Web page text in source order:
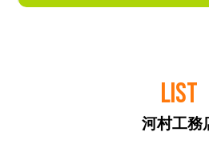
LIST
河村工務